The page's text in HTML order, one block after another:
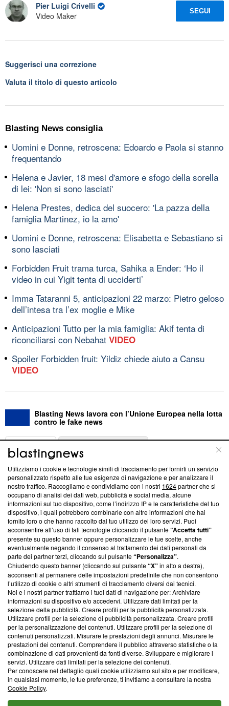
Pier Luigi Crivelli
Video Maker
SEGUI
Suggerisci una correzione
Valuta il titolo di questo articolo
Blasting News consiglia
Uomini e Donne, retroscena: Edoardo e Paola si stanno
frequentando
Helena e Javier, 18 mesi d'amore e sfogo della sorella
di lei: 'Non si sono lasciati'
Helena Prestes, dedica del suocero: 'La pazza della
famiglia Martinez, io la amo'
Uomini e Donne, retroscena: Elisabetta e Sebastiano si
sono lasciati
Forbidden Fruit trama turca, Sahika a Ender: ‘Ho il
video in cui Yigit tenta di ucciderti’
Imma Tataranni 5, anticipazioni 22 marzo: Pietro geloso
dell’intesa tra l’ex moglie e Mike
Anticipazioni Tutto per la mia famiglia: Akif tenta di
riconciliarsi con Nebahat VIDEO
Spoiler Forbidden fruit: Yildiz chiede aiuto a Cansu
VIDEO
Blasting News lavora con l’Unione Europea nella lotta
contro le fake news
ABOUT
Questa sezione offre informazioni trasparenti su Blasting
News, sui nostri processi editoriali e su come ci impegniamo a
creare news di qualità. Inoltre, afferma la nostra aderenza a
‘Trust Project - News with Integrity’Blasting News non è
ancora membro del programma, ma ha richiesto di farne
parte; Trust Project non ha ancora effettuato una verifica di
conformità agli standard.
Su di noi
Team editoriale
Corporate
Redazione
Informativa Privacy
Cookie Policy
Blasting SA, IDI CHE-247.845.224, Via Carlo Frasca, 3 - 6900
Lugano (Svizzera) Tel:+39 0690258937
© 2026 Blasting News
Utilizziamo i cookie e tecnologie simili di tracciamento per fornirti un servizio
personalizzato rispetto alle tue esigenze di navigazione e per analizzare il
nostro traffico. Raccogliamo e condividiamo con i nostri 1624partner che si
occupano di analisi dei dati web, pubblicità e social media, alcune
informazioni sul tuo dispositivo, come l’indirizzo IP e le caratteristiche del tuo
dispositivo, i quali potrebbero combinarle con altre informazioni che hai
fornito loro o che hanno raccolto dal tuo utilizzo dei loro servizi. Puoi
acconsentire all’uso di tali tecnologie cliccando il pulsante“Accetta tutti”
presente su questo banner oppure personalizzare le tue scelte, anche
eventualmente negando il consenso al trattamento dei dati personali da
parte dei partner terzi, cliccando sul pulsante“Personalizza”.
Chiudendo questo banner (cliccando sul pulsante“X”in alto a destra),
acconsenti al permanere delle impostazioni predefinite che non consentono
l’utilizzo di cookie o altri strumenti di tracciamento diversi dai tecnici.
Noi e i nostri partner trattiamo i tuoi dati di navigazione per: Archiviare
informazioni su dispositivo e/o accedervi. Utilizzare dati limitati per la
selezione della pubblicità. Creare profili per la pubblicità personalizzata.
Utilizzare profili per la selezione di pubblicità personalizzata. Creare profili
per la personalizzazione dei contenuti. Utilizzare profili per la selezione di
contenuti personalizzati. Misurare le prestazioni degli annunci. Misurare le
prestazioni dei contenuti. Comprendere il pubblico attraverso statistiche o la
combinazione di dati provenienti da fonti diverse. Sviluppare e migliorare i
servizi. Utilizzare dati limitati per la selezione dei contenuti.
Per conoscere nel dettaglio quali cookie utilizziamo sul sito e per modificare,
in qualsiasi momento, le tue preferenze, ti invitiamo a consultare la nostra
Cookie Policy.